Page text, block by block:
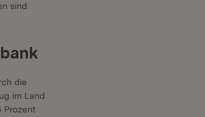
sind
die
im Land
Prozent